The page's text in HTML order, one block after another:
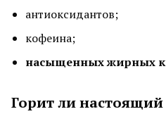
антиоксидантов;
кофеина;
насыщенных жирных
Горит ли